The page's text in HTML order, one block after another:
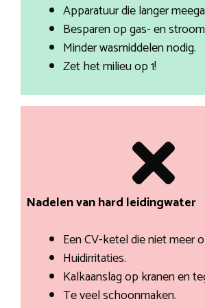
Apparatuur die langer
Besparen op gas- en
Minder wasmiddelen nodig.
Zet het milieu op 1!
Nadelen van hard leidingwater
Een CV-ketel die niet meer
Huidirritaties.
Kalkaanslag op kranen en
Te veel schoonmaken.